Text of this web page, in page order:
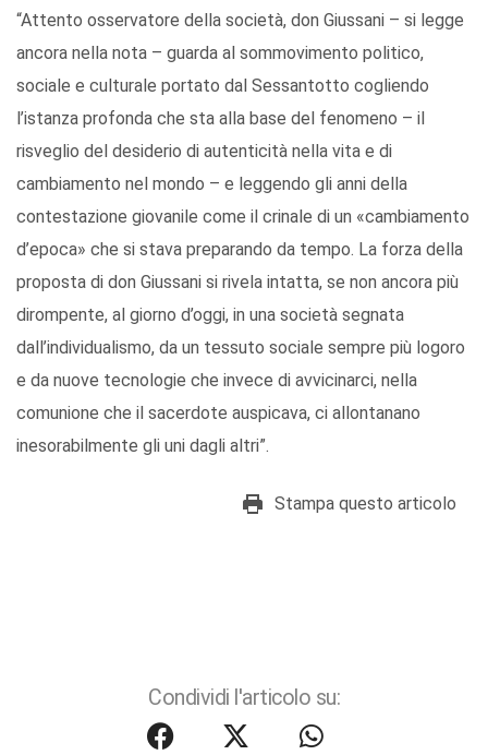
“Attento osservatore della società, don Giussani – si legge
ancora nella nota – guarda al sommovimento politico,
sociale e culturale portato dal Sessantotto cogliendo
l’istanza profonda che sta alla base del fenomeno – il
risveglio del desiderio di autenticità nella vita e di
cambiamento nel mondo – e leggendo gli anni della
contestazione giovanile come il crinale di un «cambiamento
d’epoca» che si stava preparando da tempo. La forza della
proposta di don Giussani si rivela intatta, se non ancora più
dirompente, al giorno d’oggi, in una società segnata
dall’individualismo, da un tessuto sociale sempre più logoro
e da nuove tecnologie che invece di avvicinarci, nella
comunione che il sacerdote auspicava, ci allontanano
inesorabilmente gli uni dagli altri”.
Stampa questo articolo
Condividi l'articolo su: